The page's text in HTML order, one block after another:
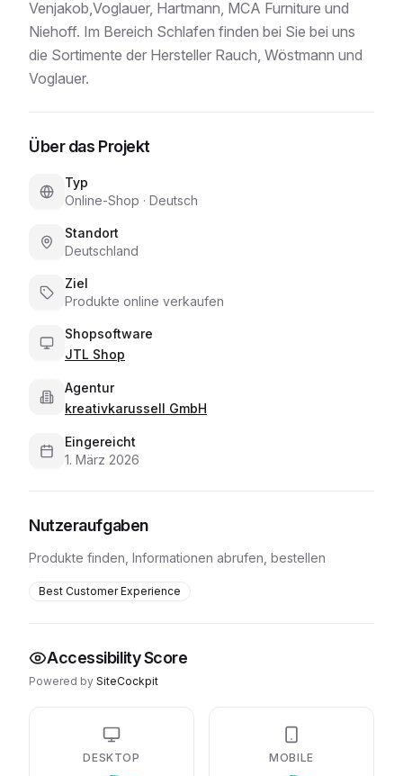
Venjakob,Voglauer, Hartmann, MCA Furniture und
Niehoff. Im Bereich Schlafen finden bei Sie bei uns
die Sortimente der Hersteller Rauch, Wöstmann und
Voglauer.
Über das Projekt
Typ
Online-Shop · Deutsch
Standort
Deutschland
Ziel
Produkte online verkaufen
Shopsoftware
JTL Shop
Agentur
kreativkarussell GmbH
Eingereicht
1. März 2026
Nutzeraufgaben
Produkte finden, Informationen abrufen, bestellen
Best Customer Experience
Accessibility Score
Powered by SiteCockpit
DESKTOP MOBILE